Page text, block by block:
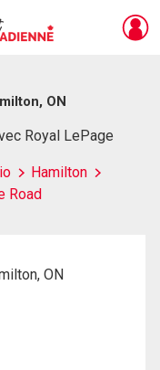
ON
Royal LePage
Hamilton
Road